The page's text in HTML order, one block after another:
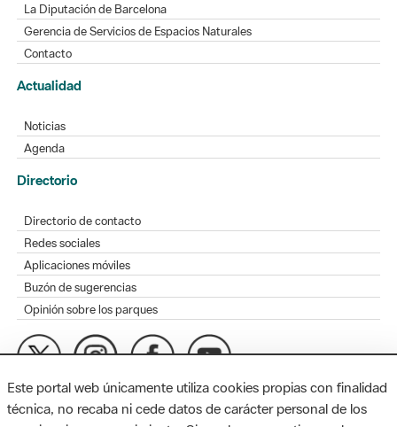
La Diputación de Barcelona
Gerencia de Servicios de Espacios Naturales
Contacto
Actualidad
Noticias
Agenda
Directorio
Directorio de contacto
Redes sociales
Aplicaciones móviles
Buzón de sugerencias
Opinión sobre los parques
MAPA WEB AVISO LEGAL ACCESIBILIDAD
Este portal web únicamente utiliza cookies propias con finalidad
técnica, no recaba ni cede datos de carácter personal de los